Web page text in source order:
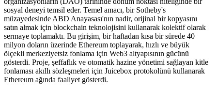
sosyal deneyi temsil eder. Temel amacı, bir Sotheby's
müzayedesinde ABD Anayasası'nın nadir, orijinal bir kopyasını
satın almak için blockchain teknolojisini kullanarak kolektif olarak
sermaye toplamaktı. Bu girişim, bir haftadan kısa bir sürede 40
milyon doların üzerinde Ethereum toplayarak, hızlı ve büyük
ölçekli merkeziyetsiz fonlama için Web3 altyapısının gücünü
gösterdi. Proje, şeffaflık ve otomatik hazine yönetimi sağlayan kitle
fonlaması akıllı sözleşmeleri için Juicebox protokolünü kullanarak
Ethereum ağında faaliyet gösterdi.